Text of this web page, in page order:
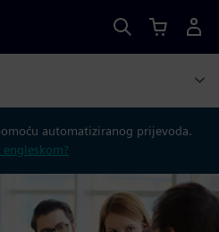
automatiziranog prijevoda.